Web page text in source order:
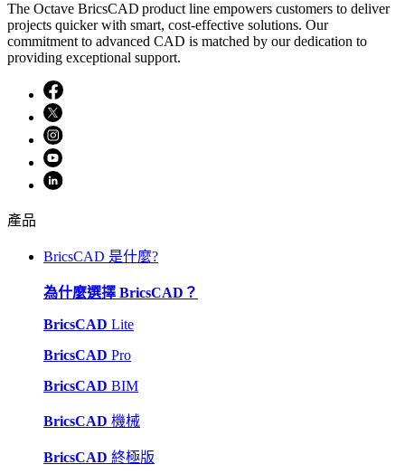
The Octave BricsCAD product line empowers customers to deliver
projects quicker with smart, cost-effective solutions. Our
commitment to advanced CAD is matched by our dedication to
providing exceptional support.
產品
BricsCAD 是什麼?
為什麼選擇 BricsCAD？
BricsCAD Lite
BricsCAD Pro
BricsCAD BIM
BricsCAD 機械
BricsCAD 終極版